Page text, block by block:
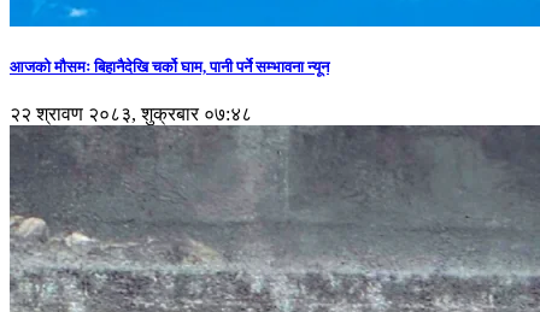
आजको मौसमः बिहानैदेखि चर्को घाम, पानी पर्ने सम्भावना न्यून
२२ श्रावण २०८३, शुक्रबार ०७:४८